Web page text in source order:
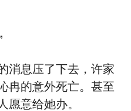
消息压了下去，许家
冉的意外死亡。甚至
愿意给她办。